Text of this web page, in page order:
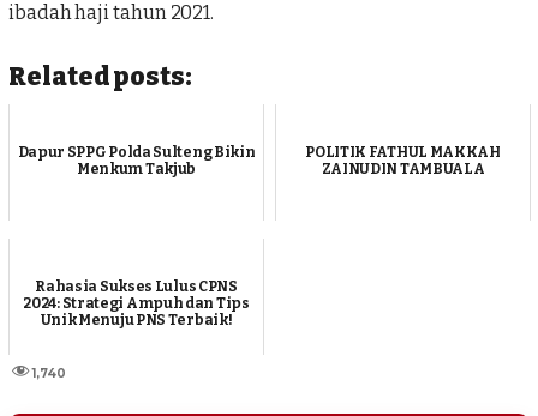
ibadah haji tahun 2021.
Related posts:
Dapur SPPG Polda Sulteng Bikin
Menkum Takjub
POLITIK FATHUL MAKKAH
ZAINUDIN TAMBUALA
Rahasia Sukses Lulus CPNS
2024: Strategi Ampuh dan Tips
Unik Menuju PNS Terbaik!
1,740